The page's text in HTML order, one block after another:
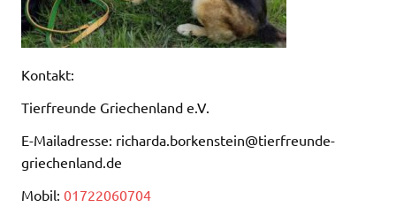
Kontakt:
Tierfreunde Griechenland e.V.
E-Mailadresse: richarda.borkenstein@tierfreunde-
griechenland.de
Mobil: 01722060704